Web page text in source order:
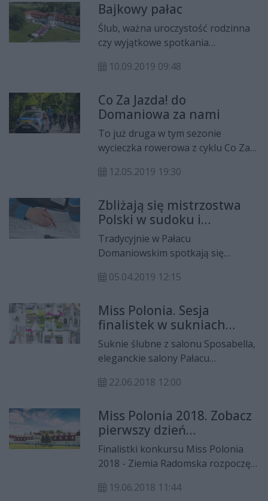
Pojawiły się prawdopodobnie około
XII wieku, a do Polski
przywędrowały dopiero w wieku
XVI. Być może ten wyjątkowy
wieczór ma związek ze Świętem
listopadzie.
Bajkowy pałac
Ślub, ważna uroczystość rodzinna
czy wyjątkowe spotkania
wymagają niecodziennej oprawy.
podkreślą okoliczności przyrody i
wnętrza, w jakich się obywają. W
ostatnich latach prawdziwym hitem
są przyjęcia w zamkowych
komnatach i ogrodach. Poznaj
najpiękniejszy pałac w Polsce!
10.09.2019 09:48
Co Za Jazda! do
Domaniowa za nami
To już druga w tym sezonie
wycieczka rowerowa z cyklu Co Za
frekwencja. Tym razem do
rowerzystów. Jak zawsze na miejscu
nie mogło zabraknąć poczęstunku,
konkursów i innych atrakcji.
12.05.2019 19:30
Zbliżają się mistrzostwa
Polski w sudoku i
łamigłówkach
Tradycyjnie w Pałacu
Domaniowskim spotkają się
wystartować w mistrzostwach
i sudoku. Impreza potrwa dwa dni.
05.04.2019 12:15
Miss Polonia. Sesja
finalistek w sukniach
ślubnych
Suknie ślubne z salonu Sposabella,
eleganckie salony Pałacu
które walczą o koronę Miss Polonia
zdecydowanie do siebie pasuje.
Przekonajcie się sami, oglądając
najnowszą sesję zdjęciową
finalistek naszego konkursu!
22.06.2018 12:00
Miss Polonia 2018. Zobacz
pierwszy dzień
zgrupowania!
Finalistki konkursu Miss Polonia
2018 - Ziemia Radomska rozpoczęły
wielkiej gali finałowej. Kandydatki
19.06.2018 11:44